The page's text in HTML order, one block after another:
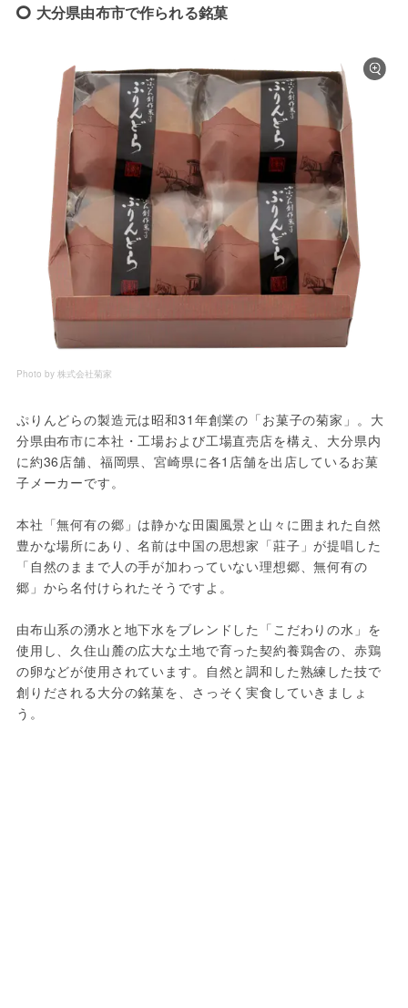
大分県由布市で作られる銘菓
Photo by 株式会社菊家
ぷりんどらの製造元は昭和31年創業の「お菓子の菊家」。大
分県由布市に本社・工場および工場直売店を構え、大分県内
に約36店舗、福岡県、宮崎県に各1店舗を出店しているお菓
子メーカーです。
本社「無何有の郷」は静かな田園風景と山々に囲まれた自然
豊かな場所にあり、名前は中国の思想家「莊子」が提唱した
「自然のままで人の手が加わっていない理想郷、無何有の
郷」から名付けられたそうですよ。
由布山系の湧水と地下水をブレンドした「こだわりの水」を
使用し、久住山麓の広大な土地で育った契約養鶏舎の、赤鶏
の卵などが使用されています。自然と調和した熟練した技で
創りだされる大分の銘菓を、さっそく実食していきましょ
う。